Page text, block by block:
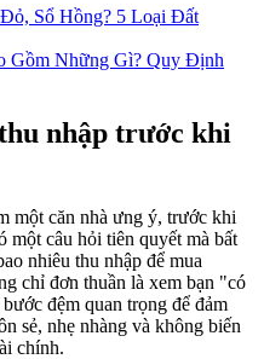
Sổ Hồng? 5 Loại Đất
Gồm Những Gì? Quy Định
nhập trước khi
một căn nhà ưng ý, trước khi
một câu hỏi tiên quyết mà bất
nhiêu thu nhập để mua
chỉ đơn thuần là xem bạn "có
đệm quan trọng để đảm
sẻ, nhẹ nhàng và không biến
chính.